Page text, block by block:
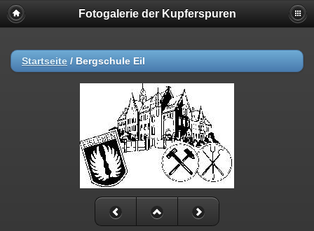
Fotogalerie der Kupferspuren
Startseite / Bergschule Eil